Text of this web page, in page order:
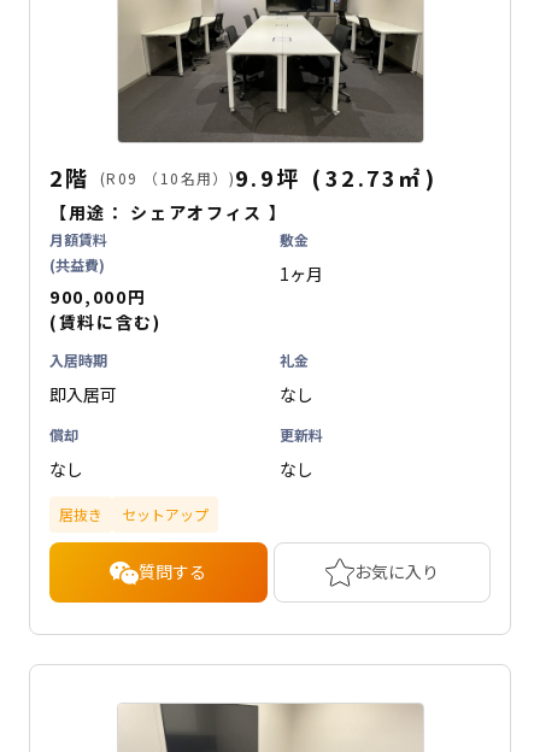
2階 (R09 （10名用）)9.9坪 ( 32.73 ㎡ )
【用途： シェアオフィス 】
月額賃料
(共益費)
900,000円
(賃料に含む)
敷金
1ヶ月
入居時期
即入居可
礼金
なし
償却
なし
更新料
なし
居抜き セットアップ
質問する お気に入り